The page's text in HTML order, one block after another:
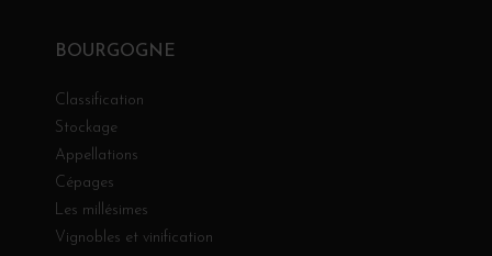
BOURGOGNE
Classification
Stockage
Appellations
Cépages
Les millésimes
Vignobles et vinification